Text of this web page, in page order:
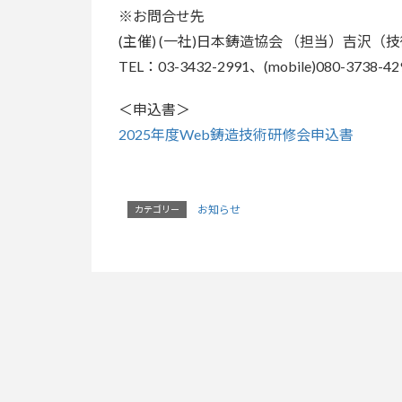
※お問合せ先
(主催) (一社)日本鋳造協会 （担当）吉沢（技
TEL：03-3432-2991、(mobile)080-3738-
＜申込書＞
2025年度Web鋳造技術研修会申込書
カテゴリー お知らせ